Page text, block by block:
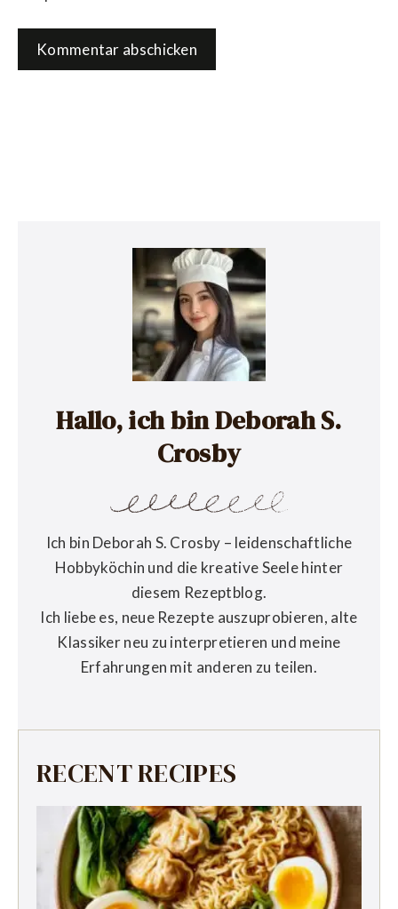
Hallo, ich bin Deborah S.
Crosby
Ich bin Deborah S. Crosby – leidenschaftliche
Hobbyköchin und die kreative Seele hinter
diesem Rezeptblog.
Ich liebe es, neue Rezepte auszuprobieren, alte
Klassiker neu zu interpretieren und meine
Erfahrungen mit anderen zu teilen.
RECENT RECIPES